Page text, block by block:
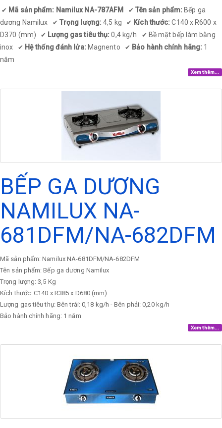
✔ Mã sản phẩm: Namilux NA-787AFM ✔ Tên sản phẩm: Bếp ga
dương Namilux
✔ Trọng lượng:4,5 kg ✔ Kích thước:C140 x R600 x
D370 (mm)
✔ Lượng gas tiêu thụ: 0,4 kg/h ✔ Bề mặt bếp làm bằng
inox
✔ Hệ thống đánh lửa: Magnento ✔ Bảo hành chính hãng: 1
năm
Xem thêm...
BẾP GA DƯƠNG
NAMILUX NA-
681DFM/NA-682DFM
Mã sản phẩm: Namilux NA-681DFM/NA-682DFM
Tên sản phẩm: Bếp ga dương Namilux
Trọng lượng: 3,5 Kg
Kích thước: C140 x R385 x D680 (mm)
Lượng gas tiêu thụ: Bên trái: 0,18 kg/h - Bên phải: 0,20 kg/h
Bảo hành chính hãng: 1 năm
Xem thêm...